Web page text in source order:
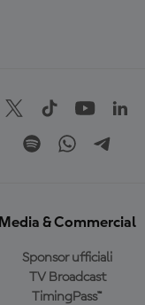
Media & Commercial
Sponsor ufficiali
TV Broadcast
TimingPass™